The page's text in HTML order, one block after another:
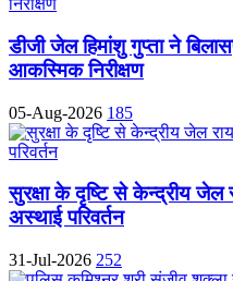
डीजी जेल हिमांशु गुप्ता ने
आकस्मिक निरीक्षण
05-Aug-2026 185
सुरक्षा के दृष्टि से केन्द्रीय जेल
अस्थाई परिवर्तन
31-Jul-2026 252